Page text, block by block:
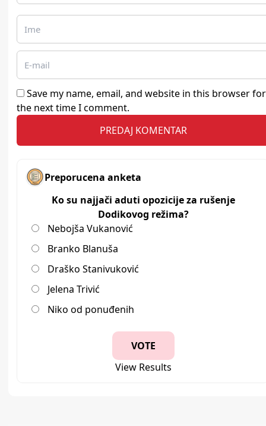
Save my name, email, and website in this browser for
the next time I comment.
Preporucena anketa
Ko su najjači aduti opozicije za rušenje
Dodikovog režima?
Nebojša Vukanović
Branko Blanuša
Draško Stanivuković
Jelena Trivić
Niko od ponuđenih
View Results